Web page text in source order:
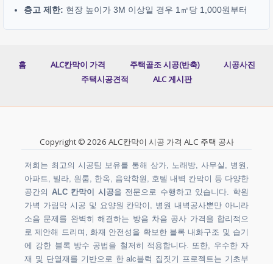
층고 제한: 현장 높이가 3M 이상일 경우 1㎡당 1,000원부터
홈 ALC칸막이 가격 주택골조 시공(반축)
시공사진
주택시공견적
ALC 게시판
Copyright © 2026 ALC칸막이 시공 가격 ALC 주택 공사
저희는 최고의 시공팀 보유를 통해 상가, 노래방, 사무실, 병원,
아파트, 빌라, 원룸, 한옥, 음악학원, 호텔 내벽 칸막이 등 다양한
공간의 ALC 칸막이 시공을 전문으로 수행하고 있습니다. 학원
가벽 가림막 시공 및 요양원 칸막이, 병원 내벽공사뿐만 아니라
소음 문제를 완벽히 해결하는 방음 차음 공사 가격을 합리적으
로 제안해 드리며, 화재 안전성을 확보한 블록 내화구조 및 습기
에 강한 블록 방수 공법을 철저히 적용합니다. 또한, 우수한 자
재 및 단열재를 기반으로 한 alc블럭 집짓기 프로젝트는 기초부